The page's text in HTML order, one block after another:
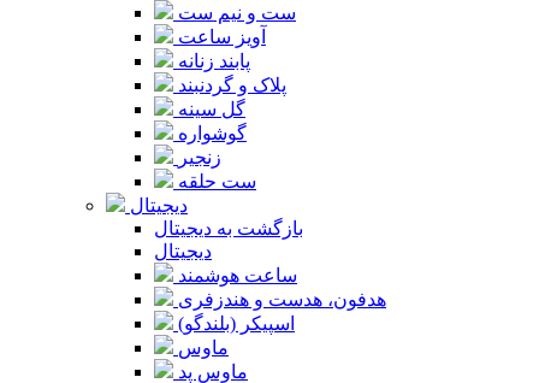
ست و نیم ست
آویز ساعت
پابند زنانه
پلاک و گردنبند
گل سینه
گوشواره
زنجیر
ست حلقه
دیجیتال
بازگشت به دیجیتال
دیجیتال
ساعت هوشمند
هدفون، هدست و هندزفری
اسپیکر (بلندگو)
ماوس
ماوس پد